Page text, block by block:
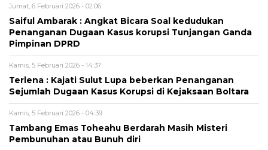
Jumat, 6 Februari 2026 - 02:06
‎Saiful Ambarak : Angkat Bicara Soal kedudukan
Penanganan Dugaan Kasus korupsi Tunjangan Ganda
Pimpinan DPRD
Kamis, 5 Februari 2026 - 14:37
Terlena : Kajati Sulut Lupa beberkan Penanganan
Sejumlah Dugaan Kasus Korupsi di Kejaksaan Boltara
Kamis, 5 Februari 2026 - 04:39
Tambang Emas Toheahu Berdarah Masih Misteri
Pembunuhan atau Bunuh diri